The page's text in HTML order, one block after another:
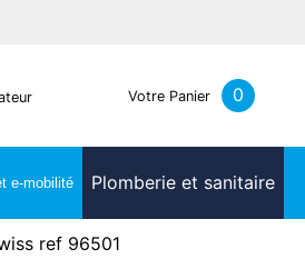
Votre Panier 0
e-mobilité Plomberie et sanitaire
ref 96501